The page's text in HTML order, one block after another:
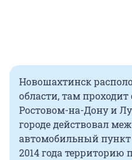
Новошахтинск
области, там
Ростовом-на-Дону и
городе действовал
автомобильный
2014 года территорию